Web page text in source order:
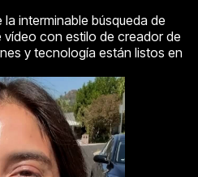
interminable búsqueda de
con estilo de creador de
y tecnología están listos en